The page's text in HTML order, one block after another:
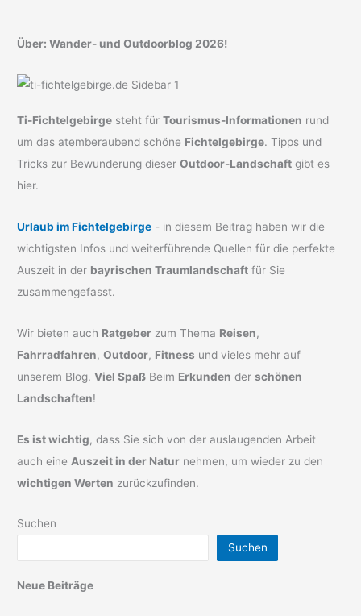
Über: Wander- und Outdoorblog 2026!
Ti-Fichtelgebirge steht fürTourismus-Informationen rund
um das atemberaubend schöne Fichtelgebirge. Tipps und
Tricks zur Bewunderung dieserOutdoor-Landschaft gibt es
hier.
Urlaub im Fichtelgebirge - in diesem Beitrag haben wir die
wichtigsten Infos und weiterführende Quellen für die perfekte
Auszeit in der bayrischen Traumlandschaft für Sie
zusammengefasst.
Wir bieten auch Ratgeber zum Thema Reisen,
Fahrradfahren,Outdoor, Fitness und vieles mehr auf
unserem Blog.Viel Spaß Beim Erkunden derschönen
Landschaften!
Es ist wichtig, dass Sie sich von der auslaugenden Arbeit
auch eine Auszeit in der Natur nehmen, um wieder zu den
wichtigen Werten zurückzufinden.
Suchen
Suchen
Neue Beiträge